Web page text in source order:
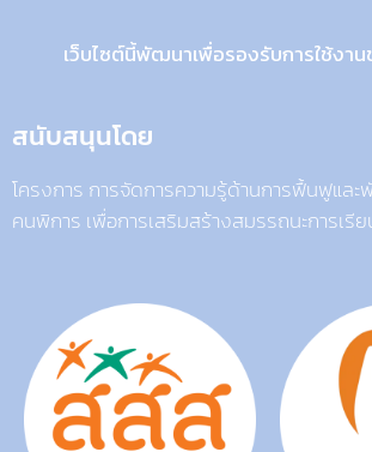
เว็บไซต์นี้พัฒนาเพื่อรองรับการใช้งา
สนับสนุนโดย
โครงการ การจัดการความรู้ด้านการฟื้นฟูแล
คนพิการ เพื่อการเสริมสร้างสมรรถนะการเรี